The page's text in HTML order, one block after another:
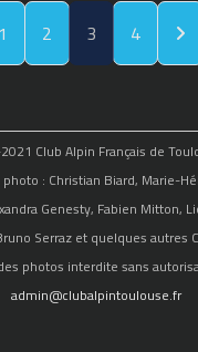
1 2 3 4
Club Alpin Français de
: Christian Biard, Marie-
Genesty, Fabien Mitton,
Serraz et quelques autres
photos interdite sans
admin@clubalpintoulouse.fr